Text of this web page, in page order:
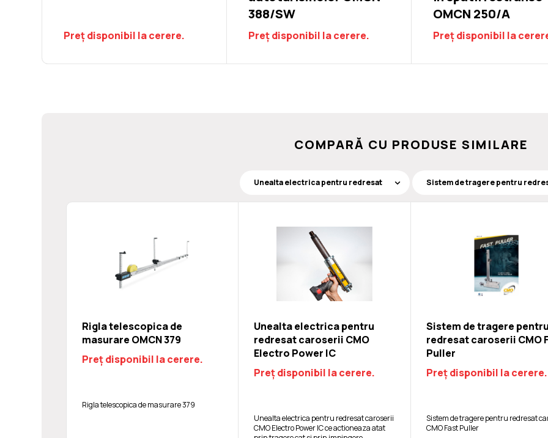
Preț disponibil la cerere.
388/SW
Preț disponibil la cerere.
OMCN 250/A
Preț disponibil la
COMPARĂ CU PRODUSE SIMILARE
Rigla telescopica de
masurare OMCN 379
Preț disponibil la cerere.
Rigla telescopica de masurare 379
Unealta electrica pentru
redresat caroserii CMO
Electro Power IC
Preț disponibil la cerere.
Unealta electrica pentru redresat caroserii
CMO Electro Power IC ce actioneaza atat
Sistem de tragere pentru
redresat caroserii CMO
Puller
Preț disponibil la cerere.
Sistem de tragere pentru redresat
CMO Fast Puller